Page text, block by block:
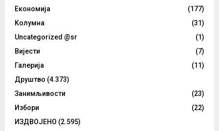
Eкономија
(177)
Kолумнa
(31)
Uncategorized @sr
(1)
Вијести
(7)
Галерија
(11)
Друштво (4.373)
Занимљивости
(23)
Избори
(22)
ИЗДВОЈЕНО (2.595)